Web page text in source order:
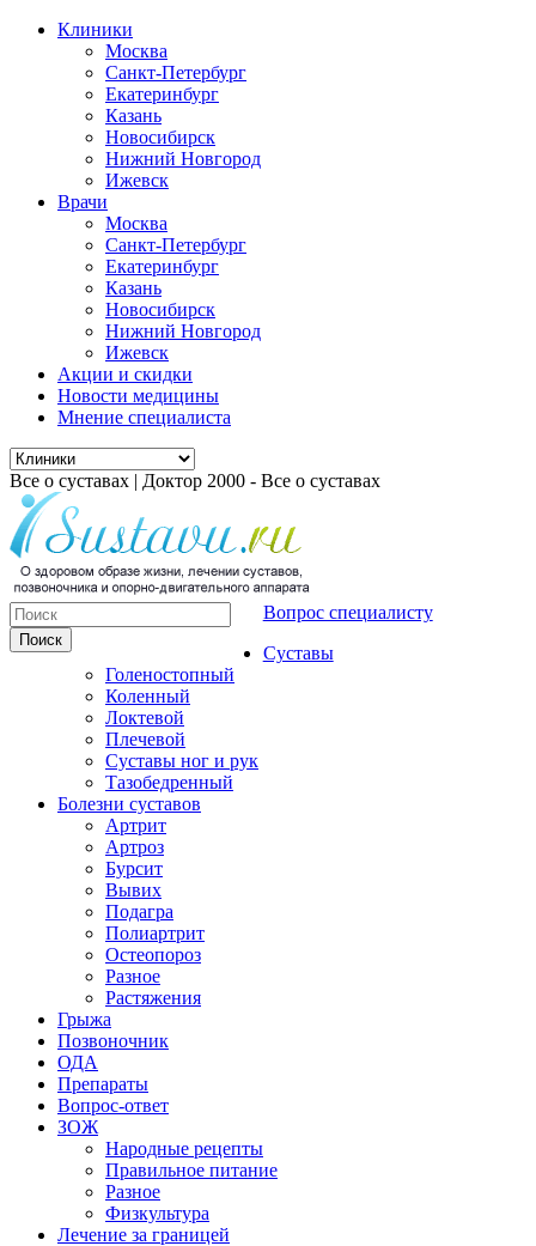
Клиники
Москва
Санкт-Петербург
Екатеринбург
Казань
Новосибирск
Нижний Новгород
Ижевск
Врачи
Москва
Санкт-Петербург
Екатеринбург
Казань
Новосибирск
Нижний Новгород
Ижевск
Акции и скидки
Новости медицины
Мнение специалиста
Все о суставах | Доктор 2000 - Все о суставах
Вопрос специалисту
Суставы
Голеностопный
Коленный
Локтевой
Плечевой
Суставы ног и рук
Тазобедренный
Болезни суставов
Артрит
Артроз
Бурсит
Вывих
Подагра
Полиартрит
Остеопороз
Разное
Растяжения
Грыжа
Позвоночник
ОДА
Препараты
Вопрос-ответ
ЗОЖ
Народные рецепты
Правильное питание
Разное
Физкультура
Лечение за границей